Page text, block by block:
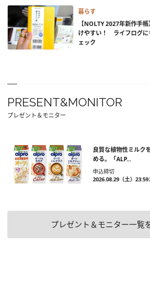
暮らす
【NOLTY 2027年新作手
けやすい！ ライフログに
ェック
PRESENT&MONITOR
プレゼント＆モニター
良質な植物性ミルク
める。「ALP...
申込締切
2026.08.29（土）23:59
プレゼント＆モニター一覧